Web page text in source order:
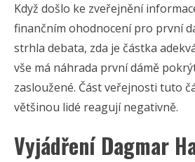
Když došlo ke zveřejnění
finančním ohodnocení pro první
strhla debata, zda je částka
vše má náhrada první dámě
zasloužené. Část veřejnosti tuto
většinou lidé reagují negativně.
Vyjádření Dagmar